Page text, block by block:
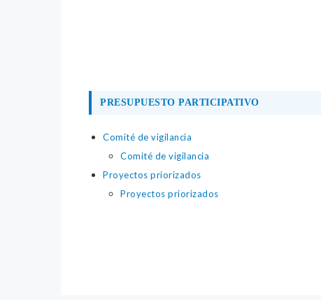
PRESUPUESTO PARTICIPATIVO
Comité de vigilancia
Comité de vigilancia
Proyectos priorizados
Proyectos priorizados